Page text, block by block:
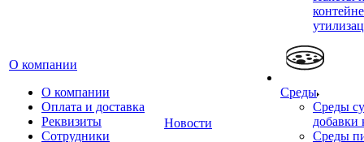
О компании
О компании
Оплата и доставка
Реквизиты
Сотрудники
Новости
Среды
Среды
добавки
Среды